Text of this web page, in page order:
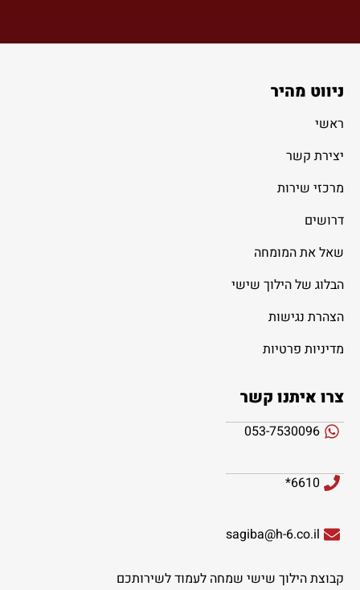
ניווט מהיר
ראשי
יצירת קשר
מרכזי שירות
דרושים
שאל את המומחה
הבלוג של הילוך שישי
הצהרת נגישות
מדיניות פרטיות
צרו איתנו קשר
053-7530096
6610*
sagiba@h-6.co.il
קבוצת הילוך שישי שמחה לעמוד לשירותכם